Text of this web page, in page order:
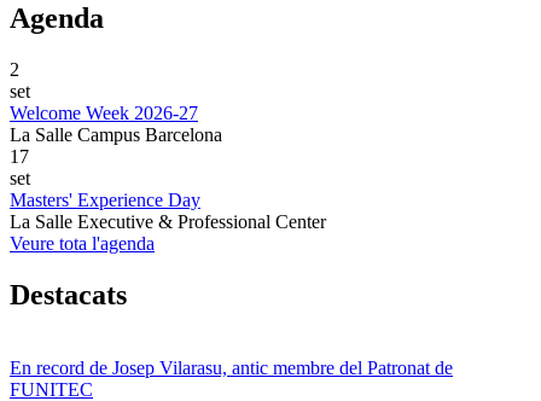
Agenda
2
set
Welcome Week 2026-27
La Salle Campus Barcelona
17
set
Masters' Experience Day
La Salle Executive & Professional Center
Veure tota l'agenda
Destacats
En record de Josep Vilarasu, antic membre del Patronat de
FUNITEC